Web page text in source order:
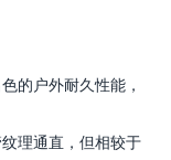
的户外耐久性能，
理通直，但相较于